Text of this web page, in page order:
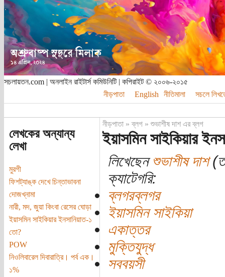
সচলায়তন.com | অনলাইন রাইটার্স কমিউনিটি | কপিরাইট © ২০০৬-২০১৫
নীড়পাতা
English নীতিমালা সচলে
লেখকের অন্যান্য
লেখা
মুরগী
ফিশট্যাঙ্ক দেখে চিন্তাভাবনা
দোজখ্‌নামা
নারী, মদ, জুয়া কিংবা রেসের ঘোড়া
ইয়াসমিন সাইকিয়ার ইনসানিয়াত-১
তো?
POW
নিওলিবারেল দিবারাত্রি। পর্ব এক।
১%
নীড়পাতা»ব্লগ» শুভাশীষ দাশ এর ব্লগ
ইয়াসমিন সাইকিয়ার
লিখেছেনশুভাশীষ দাশ
ক্যাটেগরি:
ব্লগরব্লগর
ইয়াসমিন সাইকিয়া
একাত্তর
মুক্তিযুদ্ধ
সববয়সী